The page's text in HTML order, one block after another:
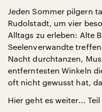
Jeden Sommer pilgern
Rudolstadt, um vier
Alltags zu erleben: Alte
Seelenverwandte
Nacht durchtanzen,
entferntesten Winkeln
oft nicht gewusst hat,
Hier geht es weiter... Teil